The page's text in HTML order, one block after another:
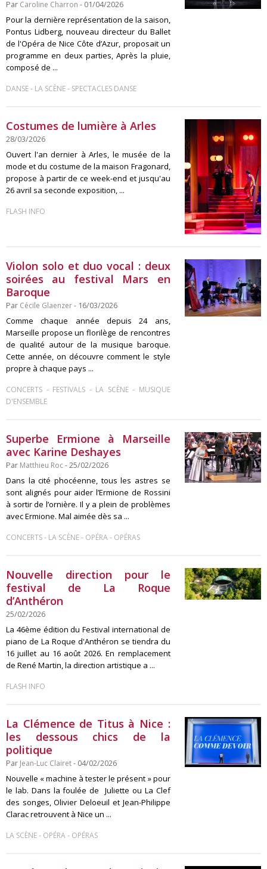
Par Caroline Charron - 01/04/2026
Pour la dernière représentation de la saison,
Pontus Lidberg, nouveau directeur du Ballet
de l'Opéra de Nice Côte d’Azur, proposait un
programme en deux parties, Après la pluie,
composé de ...
DANSE- LA SCÈNE- SPECTACLES DANSE
Costumes de lumière à Arles
28/03/2026
Ouvert l'an dernier à Arles, le musée de la
mode et du costume de la maison Fragonard,
propose à partir de ce week-end et jusqu'au
26 avril sa seconde exposition, ...
FLASH INFO
Violon solo et duo vocal : deux
soirées au festival Mars en
Baroque
Par Cécile Glaenzer- 16/03/2026
Comme chaque année depuis 24 ans,
Marseille propose un florilège de rencontres
de qualité autour de la musique baroque.
Cette année, on découvre comment le style
propre à chaque pays ...
CONCERTS - FESTIVALS - LA SCÈNE- MUSIQUE
D'ENSEMBLE
Superbe Ermione à Marseille
avec Karine Deshayes
Par Matthieu Roc- 25/02/2026
Dans la cité phocéenne, tous les astres se
sont alignés pour aider l’Ermione de Rossini
à sortir de l’ornière. Il y a plein de problèmes
avec Ermione. Mal aimée dès sa ...
CONCERTS- LA SCÈNE- OPÉRA- OPÉRAS
Nouvelle direction pour le
festival de La Roque
d’Anthéron
25/02/2026
La 46ème édition du Festival international de
piano de La Roque d'Anthéron se tiendra du
16 juillet au 16 août 2026. En remplacement
de René Martin, la direction artistique a ...
FLASH INFO
La Clémence de Titus à Nice :
les dessous chics de la
politique
Par Jean-Luc Clairet- 04/02/2026
Nouvelle « machine à tester le présent » pour
le lab. Dans la foulée de Juliette ou La Clef
des songes, Olivier Deloeuil et Jean-Philippe
Clarac retrouvent à Nice un ...
LA SCÈNE- OPÉRA- OPÉRAS